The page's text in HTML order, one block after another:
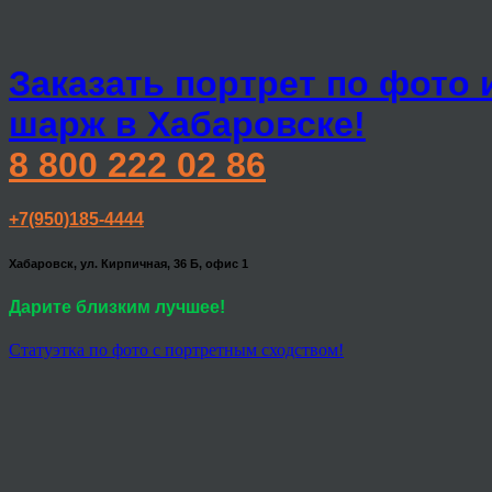
Заказать портрет по фото
шарж в Хабаровске!
8 800 222 02 86
+7(950)185-4444
Хабаровск, ул. Кирпичная, 36 Б, офис 1
Дарите близким лучшее!
Статуэтка по фото с портретным сходством!